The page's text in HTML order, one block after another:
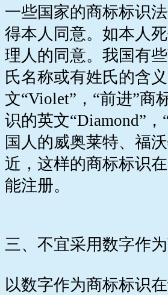
一些国家的商标标识
得本人同意。如本人
理人的同意。我国有
氏名称或有姓氏的含
文“Violet”，“前进”商
识的英文“Diamond”
国人的威奥莱特、福
近，这样的商标标识
能注册。
三、不宜采用数字作
以数字作为商标标识